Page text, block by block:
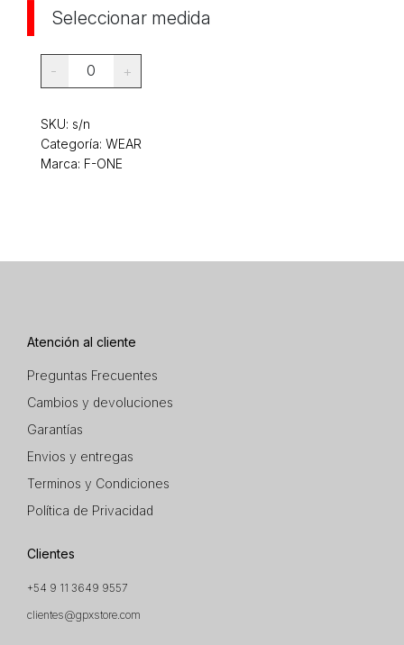
Seleccionar medida
- 0 +
SKU: s/n
Categoría: WEAR
Marca: F-ONE
Atención al cliente
Preguntas Frecuentes
Cambios y devoluciones
Garantías
Envios y entregas
Terminos y Condiciones
Política de Privacidad
Clientes
+54 9 11 3649 9557
clientes@gpxstore.com